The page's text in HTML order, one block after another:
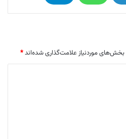
بخش‌های موردنیاز علامت‌گذاری شده‌اند*